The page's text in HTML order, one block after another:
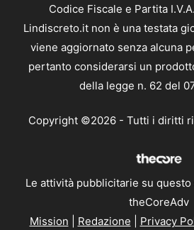
Codice Fiscale e Partita
Lindiscreto.it non è una testata
viene aggiornato senza alcuna
pertanto considerarsi un
della legge n. 62 del
Copyright ©2026 - Tutti i diritti
Le attività pubblicitarie su
theCoreAdv
Mission
Redazione Privacy